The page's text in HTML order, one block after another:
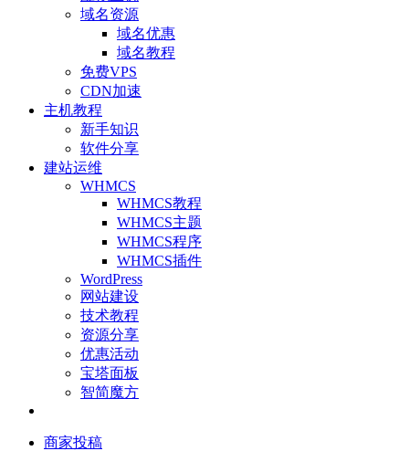
域名资源
域名优惠
域名教程
免费VPS
CDN加速
主机教程
新手知识
软件分享
建站运维
WHMCS
WHMCS教程
WHMCS主题
WHMCS程序
WHMCS插件
WordPress
网站建设
技术教程
资源分享
优惠活动
宝塔面板
智简魔方
商家投稿